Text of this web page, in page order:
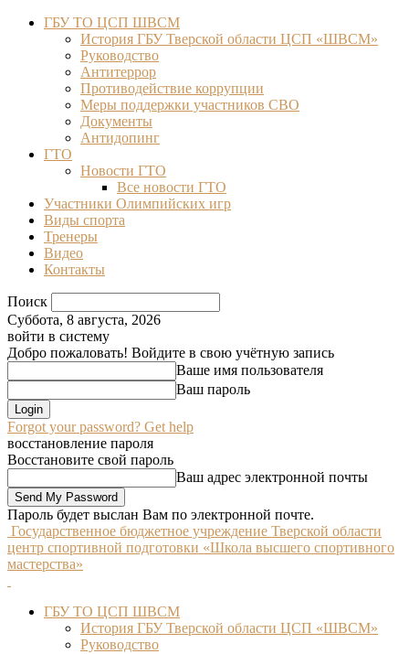
ГБУ ТО ЦСП ШВСМ
История ГБУ Тверской области ЦСП «ШВСМ»
Руководство
Антитеррор
Противодействие коррупции
Меры поддержки участников СВО
Документы
Антидопинг
ГТО
Новости ГТО
Все новости ГТО
Участники Олимпийских игр
Виды спорта
Тренеры
Видео
Контакты
Поиск
Суббота, 8 августа, 2026
войти в систему
Добро пожаловать! Войдите в свою учётную запись
Ваше имя пользователя
Ваш пароль
Forgot your password? Get help
восстановление пароля
Восстановите свой пароль
Ваш адрес электронной почты
Пароль будет выслан Вам по электронной почте.
Государственное бюджетное учреждение Тверской области
центр спортивной подготовки «Школа высшего спортивного
мастерства»
ГБУ ТО ЦСП ШВСМ
История ГБУ Тверской области ЦСП «ШВСМ»
Руководство